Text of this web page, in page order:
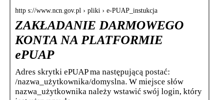
http s://www.ncn.gov.pl › pliki › e-PUAP_instukcja
ZAKŁADANIE DARMOWEGO
KONTA NA PLATFORMIE
ePUAP
Adres skrytki ePUAP ma następującą postać:
/nazwa_użytkownika/domyslna. W miejsce słów
nazwa_użytkownika należy wstawić swój login, który